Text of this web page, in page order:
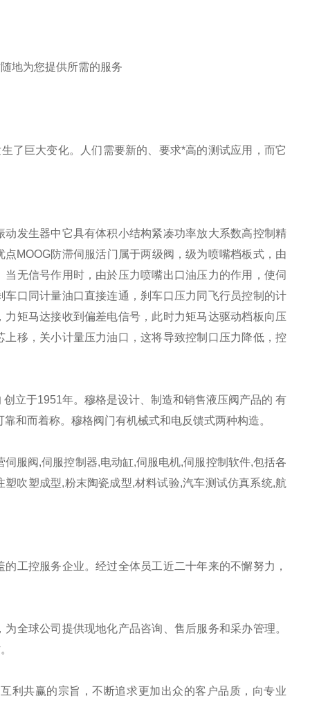
地为您提供所需的服务
了巨大变化。人们需要新的、要求*高的测试应用，而它
发生器中它具有体积小结构紧凑功率放大系数高控制精
MOOG防滞伺服活门属于两级阀，级为喷嘴档板式，由
无信号作用时，由於压力喷嘴出口油压力的作用，使伺
口同计量油口直接连通，刹车口压力同飞行员控制的计
矩马达接收到偏差电信号，此时力矩马达驱动档板向压
移，关小计量压力油口，这将导致控制口压力降低，控
立于1951年。穆格是设计、制造和销售液压阀产品的 有
和而着称。穆格阀门有机械式和电反馈式两种构造。
服阀,伺服控制器,电动缸,伺服电机,伺服控制软件,包括各
吹塑成型,粉末陶瓷成型,材料试验,汽车测试仿真系统,航
工控服务企业。经过全体员工近二十年来的不懈努力，
全球公司提供现地化产品咨询、售后服务和采办管理。
利共赢的宗旨，不断追求更加出众的客户品质，向专业